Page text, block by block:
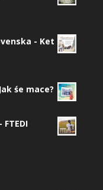
- Ket
śe mace?